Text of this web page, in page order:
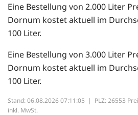
Eine Bestellung von 2.000 Liter
Dornum kostet aktuell im
100 Liter.
Eine Bestellung von 3.000 Liter
Dornum kostet aktuell im
100 Liter.
Stand: 06.08.2026 07:11:05 | PLZ: 26553
inkl. MwSt.